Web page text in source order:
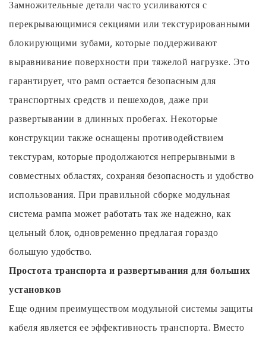
Замножительные детали часто усиливаются с
перекрывающимися секциями или текстурированными
блокирующими зубами, которые поддерживают
выравнивание поверхности при тяжелой нагрузке. Это
гарантирует, что рамп остается безопасным для
транспортных средств и пешеходов, даже при
развертывании в длинных пробегах. Некоторые
конструкции также оснащены противодействием
текстурам, которые продолжаются непрерывными в
совместных областях, сохраняя безопасность и удобство
использования. При правильной сборке модульная
система рампа может работать так же надежно, как
цельный блок, одновременно предлагая гораздо
большую удобство.
Простота транспорта и развертывания для больших
установков
Еще одним преимуществом модульной системы защиты
кабеля является ее эффективность транспорта. Вместо